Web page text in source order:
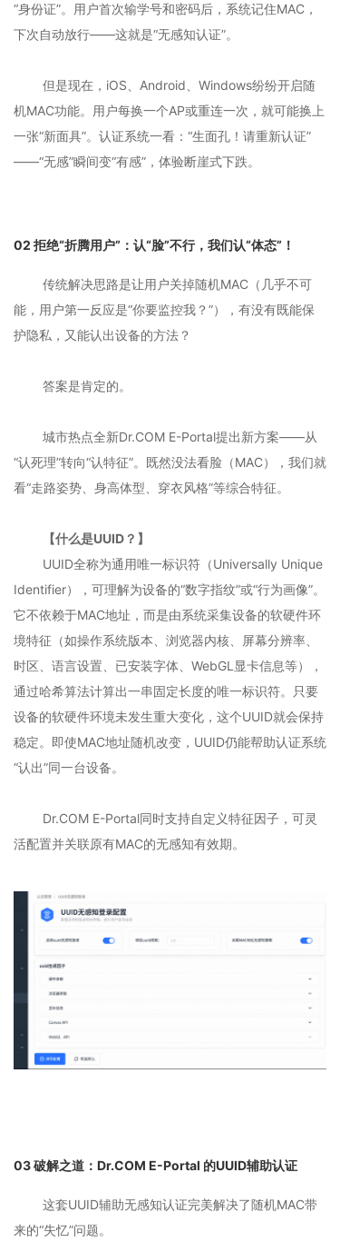
“身份证”。用户首次输学号和密码后，系统记住MAC，
下次自动放行——这就是“无感知认证”。
但是现在，iOS、Android、Windows纷纷开启随
机MAC功能。用户每换一个AP或重连一次，就可能换上
一张“新面具”。认证系统一看：“生面孔！请重新认证”
——“无感”瞬间变“有感”，体验断崖式下跌。
02 拒绝“折腾用户”：认“脸”不行，我们认“体态”！
传统解决思路是让用户关掉随机MAC（几乎不可
能，用户第一反应是“你要监控我？”），有没有既能保
护隐私，又能认出设备的方法？
答案是肯定的。
城市热点全新Dr.COM E-Portal提出新方案——从
“认死理”转向“认特征”。既然没法看脸（MAC），我们就
看“走路姿势、身高体型、穿衣风格”等综合特征。
【什么是UUID？】
UUID全称为通用唯一标识符（Universally Unique
Identifier），可理解为设备的“数字指纹”或“行为画像”。
它不依赖于MAC地址，而是由系统采集设备的软硬件环
境特征（如操作系统版本、浏览器内核、屏幕分辨率、
时区、语言设置、已安装字体、WebGL显卡信息等），
通过哈希算法计算出一串固定长度的唯一标识符。只要
设备的软硬件环境未发生重大变化，这个UUID就会保持
稳定。即使MAC地址随机改变，UUID仍能帮助认证系统
“认出”同一台设备。
Dr.COM E-Portal同时支持自定义特征因子，可灵
活配置并关联原有MAC的无感知有效期。
03 破解之道：Dr.COM E-Portal 的UUID辅助认证
这套UUID辅助无感知认证完美解决了随机MAC带
来的“失忆”问题。